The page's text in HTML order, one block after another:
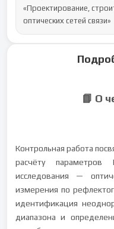
«Проектирование,
оптических сетей связи»
📘 О
Контрольная работа
расчёту
исследования —
измерения по
идентификация
диапазона и